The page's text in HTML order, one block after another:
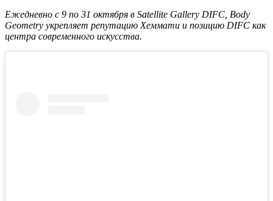
Ежедневно с 9 по 31 октября в Satellite Gallery DIFC, Body
Geometry укрепляет репутацию Хеммати и позицию DIFC как
центра современного искусства.